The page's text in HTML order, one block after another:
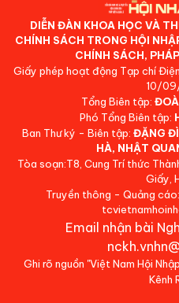
DIỄN ĐÀN KHOA HỌC VÀ
CHÍNH SÁCH TRONG HỘI
CHÍNH SÁCH,
Giấy phép hoạt động Tạp chí
10/
Tổng Biên tập:
Phó Tổng Biên tập:
Ban Thư ký - Biên tập: ĐẶNG
HÀ, NHẬT
Tòa soạn:T8, Cung Trí thức
Giấy,
Truyền thông - Quảng cáo:
Email nhận bài
Ghi rõ nguồn "Việt Nam Hội
Kênh